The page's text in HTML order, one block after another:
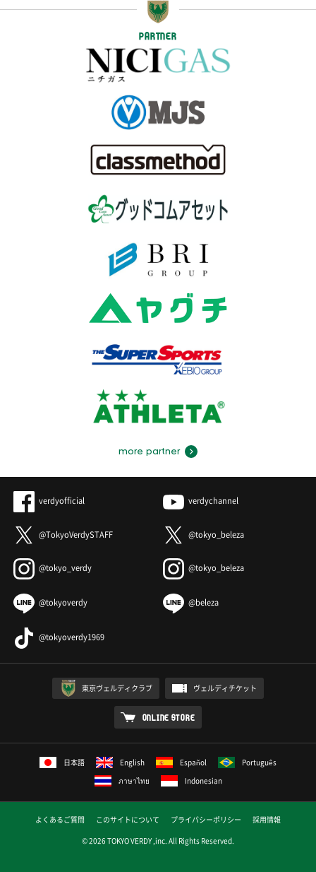
PARTNER
more partner
verdyofficial verdychannel
@TokyoVerdySTAFF @tokyo_beleza
@tokyo_verdy @tokyo_beleza
@tokyoverdy @beleza
@tokyoverdy1969
東京ヴェルディクラブ ヴェルディチケット
ONLINE STORE
日本語 English Español
Português
ภาษาไทย
Indonesian
よくあるご質問 このサイトについて プライバシーポリシー
採用情報
© 2026 TOKYO VERDY ,inc. All Rights Reserved.